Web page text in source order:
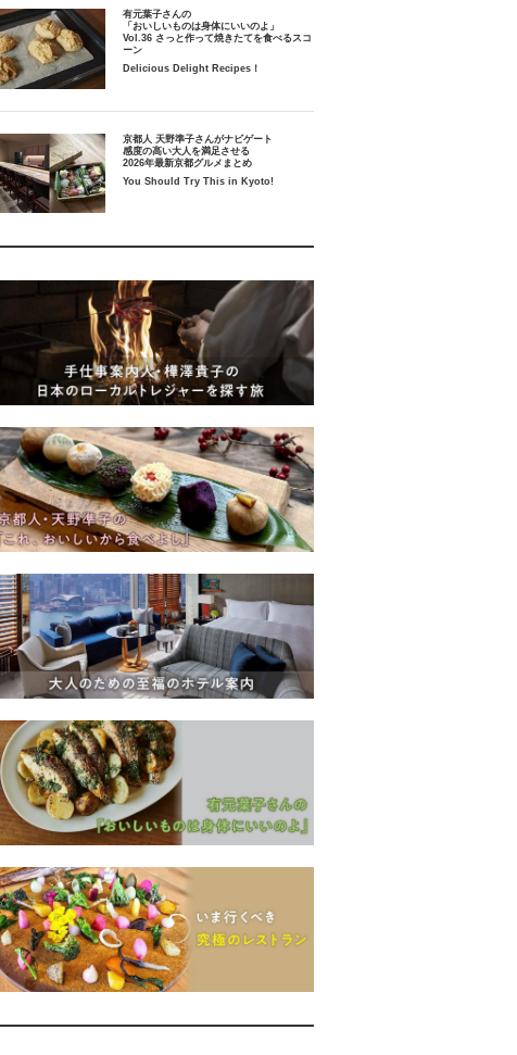
有元葉子さんの
「おいしいものは身体にいいのよ」
Vol.36 さっと作って焼きたてを食べるスコ
ーン
Delicious Delight Recipes！
京都人 天野準子さんがナビゲート
感度の高い大人を満足させる
2026年最新京都グルメまとめ
You Should Try This in Kyoto!